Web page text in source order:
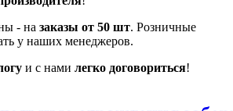
- на заказы от 50 шт. Розничные
у наших менеджеров.
и с нами легко договориться!